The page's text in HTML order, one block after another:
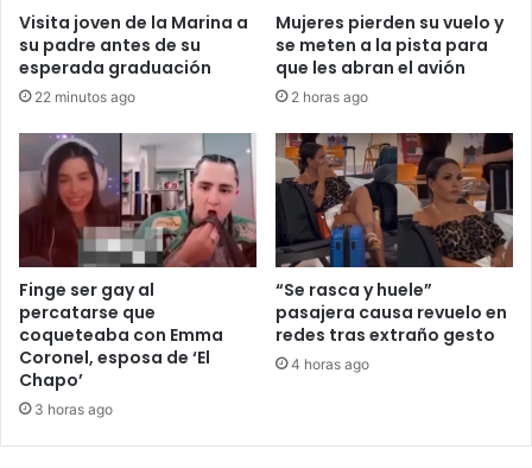
Visita joven de la Marina a
su padre antes de su
esperada graduación
22 minutos ago
Mujeres pierden su vuelo y
se meten a la pista para
que les abran el avión
2 horas ago
Finge ser gay al
percatarse que
coqueteaba con Emma
Coronel, esposa de ‘El
Chapo’
3 horas ago
“Se rasca y huele”
pasajera causa revuelo en
redes tras extraño gesto
4 horas ago